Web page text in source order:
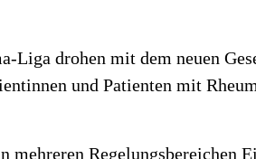
Liga drohen mit dem neuen
und Patienten mit
mehreren Regelungsbereichen